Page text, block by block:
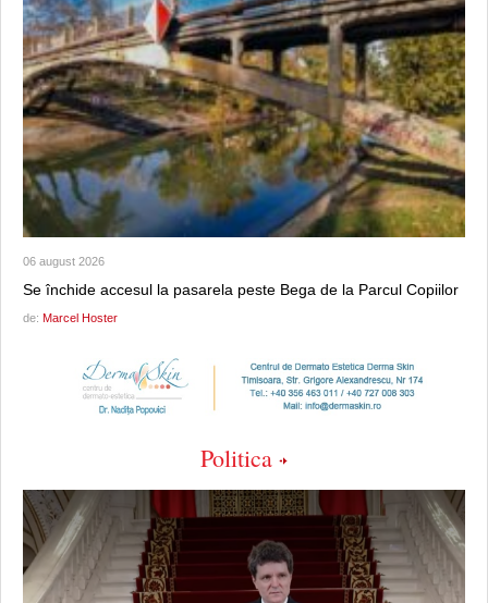
06 august 2026
Se închide accesul la pasarela peste Bega de la Parcul Copiilor
de: Marcel Hoster
Politica